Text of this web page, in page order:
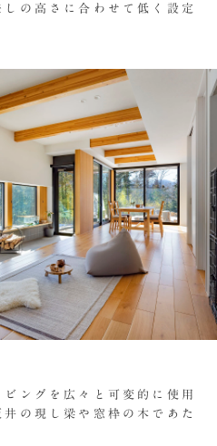
の高さに合わせて低く設定
ングを広々と可変的に使用
の現し梁や窓枠の木であた